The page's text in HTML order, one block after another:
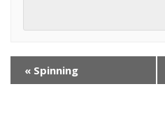
« Spinning